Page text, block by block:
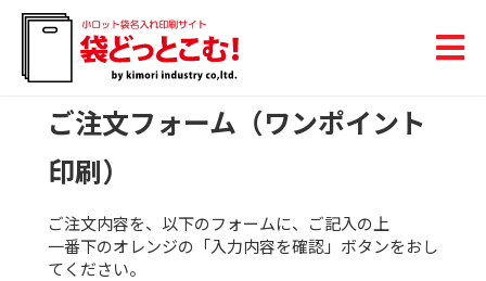
ご注文フォーム（ワンポイント
印刷）
ご注文内容を、以下のフォームに、ご記入の上
一番下のオレンジの「入力内容を確認」ボタンをおし
てください。